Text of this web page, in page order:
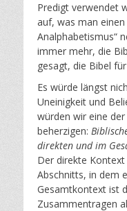
Predigt verwendet
auf, was man
Analphabetismus“
immer mehr, die
gesagt, die Bibel
Es würde längst
Uneinigkeit und
würden wir eine
beherzigen:
direkten und im
Der direkte
Abschnitts, in dem
Gesamtkontext ist
Zusammentragen